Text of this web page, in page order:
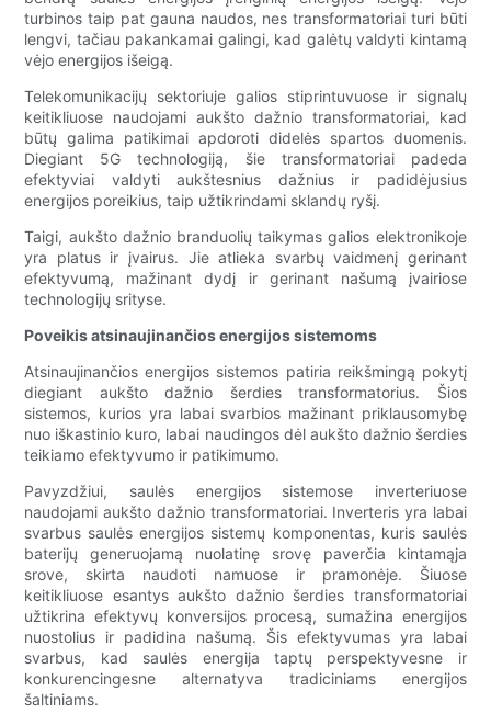
turbinos taip pat gauna naudos, nes transformatoriai turi būti
lengvi, tačiau pakankamai galingi, kad galėtų valdyti kintamą
vėjo energijos išeigą.
Telekomunikacijų sektoriuje galios stiprintuvuose ir signalų
keitikliuose naudojami aukšto dažnio transformatoriai, kad
būtų galima patikimai apdoroti didelės spartos duomenis.
Diegiant 5G technologiją, šie transformatoriai padeda
efektyviai valdyti aukštesnius dažnius ir padidėjusius
energijos poreikius, taip užtikrindami sklandų ryšį.
Taigi, aukšto dažnio branduolių taikymas galios elektronikoje
yra platus ir įvairus. Jie atlieka svarbų vaidmenį gerinant
efektyvumą, mažinant dydį ir gerinant našumą įvairiose
technologijų srityse.
Poveikis atsinaujinančios energijos sistemoms
Atsinaujinančios energijos sistemos patiria reikšmingą pokytį
diegiant aukšto dažnio šerdies transformatorius. Šios
sistemos, kurios yra labai svarbios mažinant priklausomybę
nuo iškastinio kuro, labai naudingos dėl aukšto dažnio šerdies
teikiamo efektyvumo ir patikimumo.
Pavyzdžiui, saulės energijos sistemose inverteriuose
naudojami aukšto dažnio transformatoriai. Inverteris yra labai
svarbus saulės energijos sistemų komponentas, kuris saulės
baterijų generuojamą nuolatinę srovę paverčia kintamąja
srove, skirta naudoti namuose ir pramonėje. Šiuose
keitikliuose esantys aukšto dažnio šerdies transformatoriai
užtikrina efektyvų konversijos procesą, sumažina energijos
nuostolius ir padidina našumą. Šis efektyvumas yra labai
svarbus, kad saulės energija taptų perspektyvesne ir
konkurencingesne alternatyva tradiciniams energijos
šaltiniams.